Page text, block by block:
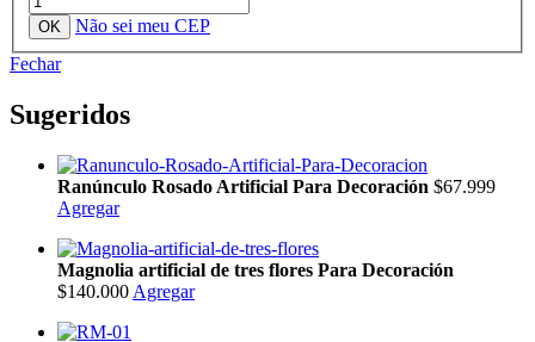
Não sei meu CEP
Fechar
Sugeridos
Ranúnculo Rosado Artificial Para Decoración $67.999
Agregar
Magnolia artificial de tres flores Para Decoración
$140.000 Agregar